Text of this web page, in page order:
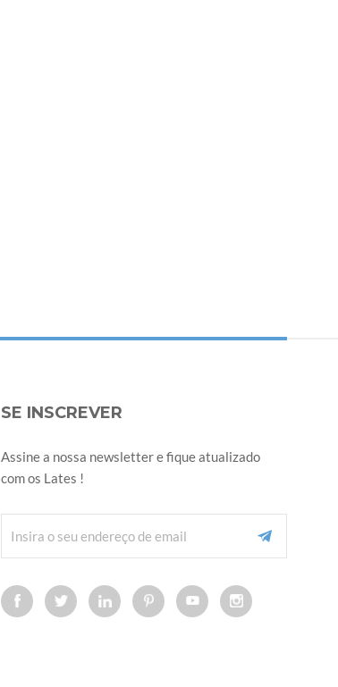
SE INSCREVER
Assine a nossa newsletter e fique atualizado
com os Lates !